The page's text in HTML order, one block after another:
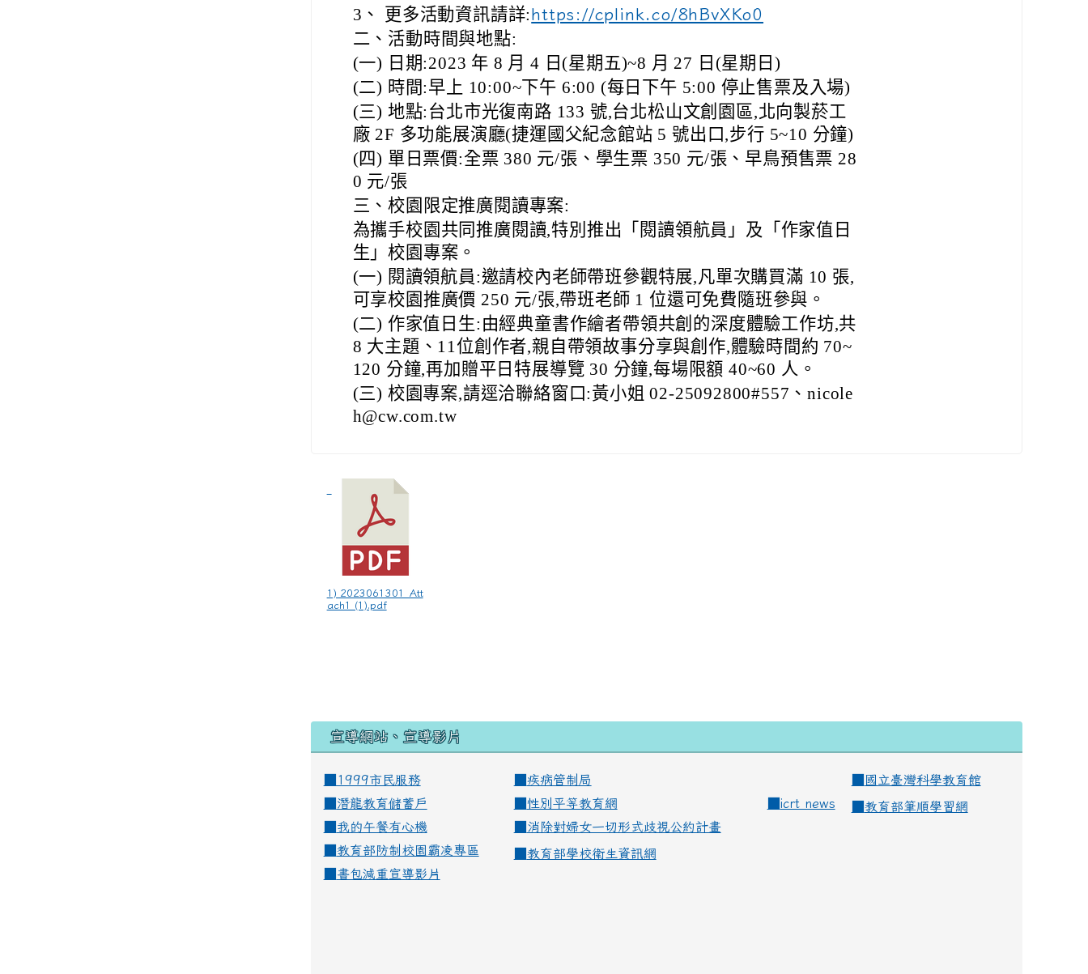
3、 更多活動資訊請詳:https://cplink.co/8hBvXKo0
二、活動時間與地點:
(一) 日期:2023 年 8 月 4 日(星期五)~8 月 27 日(星期日)
(二) 時間:早上 10:00~下午 6:00 (每日下午 5:00 停止售票及入場)
(三) 地點:台北市光復南路 133 號,台北松山文創園區,北向製菸工
廠 2F 多功能展演廳(捷運國父紀念館站 5 號出口,步行 5~10 分鐘)
(四) 單日票價:全票 380 元/張、學生票 350 元/張、早鳥預售票 28
0 元/張
三、校園限定推廣閱讀專案:
為攜手校園共同推廣閱讀,特別推出「閱讀領航員」及「作家值日
生」校園專案。
(一) 閱讀領航員:邀請校內老師帶班參觀特展,凡單次購買滿 10 張,
可享校園推廣價 250 元/張,帶班老師 1 位還可免費隨班參與。
(二) 作家值日生:由經典童書作繪者帶領共創的深度體驗工作坊,共
8 大主題、11位創作者,親自帶領故事分享與創作,體驗時間約 70~
120 分鐘,再加贈平日特展導覽 30 分鐘,每場限額 40~60 人。
(三) 校園專案,請逕洽聯絡窗口:黃小姐 02-25092800#557、nicole
h@cw.com.tw
1) 2023061301_Att
ach1 (1).pdf
宣導網站、宣導影片
■1999市民服務 疾病管制局
國立臺灣科學教育館
潛龍教育儲蓄戶 性別平等教育網 icrt news
教育部筆順學習網
我的午餐有心機
消除對婦女一切形式歧視公約計畫
教育部防制校園霸凌專區
教育部學校衛生資訊網
書包減重宣導影片